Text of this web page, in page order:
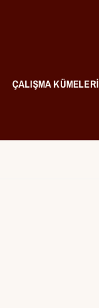
ÇALIŞMA KÜMELERI